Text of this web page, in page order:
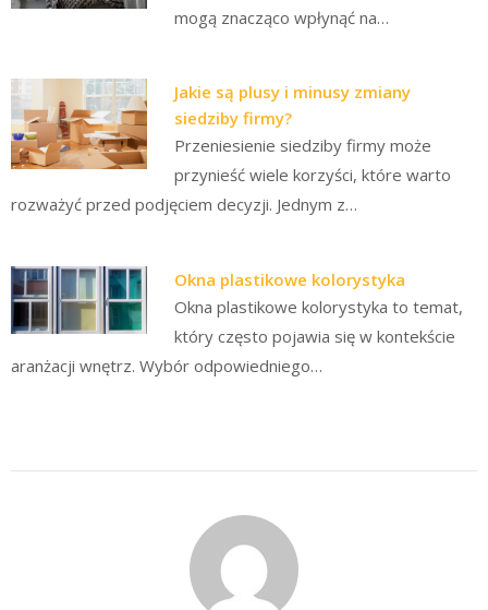
mogą znacząco wpłynąć na…
Jakie są plusy i minusy zmiany
siedziby firmy?
Przeniesienie siedziby firmy może
przynieść wiele korzyści, które warto
rozważyć przed podjęciem decyzji. Jednym z…
Okna plastikowe kolorystyka
Okna plastikowe kolorystyka to temat,
który często pojawia się w kontekście
aranżacji wnętrz. Wybór odpowiedniego…